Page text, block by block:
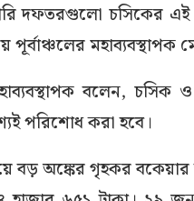
দফতরগুলো চসিকের এই
পূর্বাঞ্চলের
বলেন, চসিক
পরিশোধ করা হবে।
বড় অঙ্কের গৃহকর বকেয়ার